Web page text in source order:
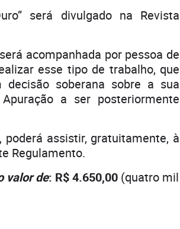
será divulgado na Revista
acompanhada por pessoa de
esse tipo de trabalho, que
soberana sobre a sua
a ser posteriormente
assistir, gratuitamente, à
Regulamento.
valor de: R$ 4.650,00 (quatro mil